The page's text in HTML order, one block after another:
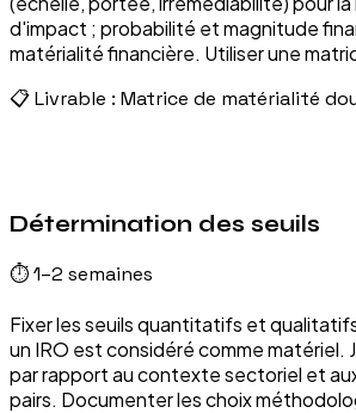
d'impact ; probabilité et magnitude
matérialité financière. Utiliser une
📋 Livrable : Matrice de matérialité
Détermination des seuils
⏱1–2 semaines
Fixer les seuils quantitatifs et
un IRO est considéré comme matériel.
par rapport au contexte sectoriel et
pairs. Documenter les choix